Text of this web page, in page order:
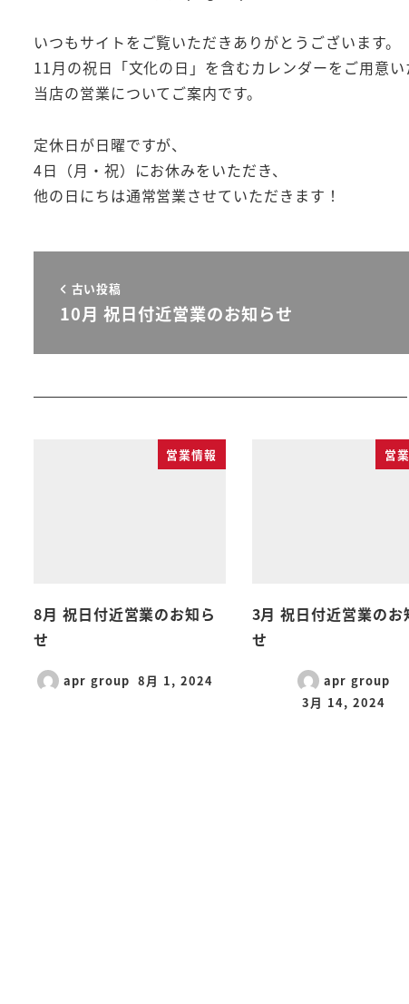
いつもサイトをご覧いただきありがとうございます。
11月の祝日「文化の日」を含むカレンダーをご用意い
当店の営業についてご案内です。
定休日が日曜ですが、
4日（月・祝）にお休みをいただき、
他の日にちは通常営業させていただきます！
古い投稿
10月 祝日付近営業のお知らせ
営業情報
8月 祝日付近営業のお知ら
せ
apr group 8月 1, 2024
営
3月 祝日付近営業のお
せ
apr group
3月 14, 2024